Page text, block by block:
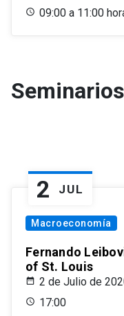
09:00 a 11:00
Seminarios
2 JUL
Macroeconomía
Fernando
of St. Louis
2 de Julio de
17:00